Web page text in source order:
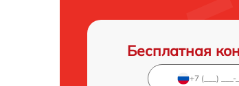
Бесплатная